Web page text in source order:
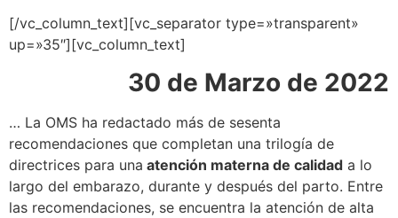
[/vc_column_text][vc_separator type=»transparent»
up=»35″][vc_column_text]
30 de Marzo de 2022
… La OMS ha redactado más de sesenta
recomendaciones que completan una trilogía de
directrices para una atención materna de calidad a lo
largo del embarazo, durante y después del parto. Entre
las recomendaciones, se encuentra la atención de alta